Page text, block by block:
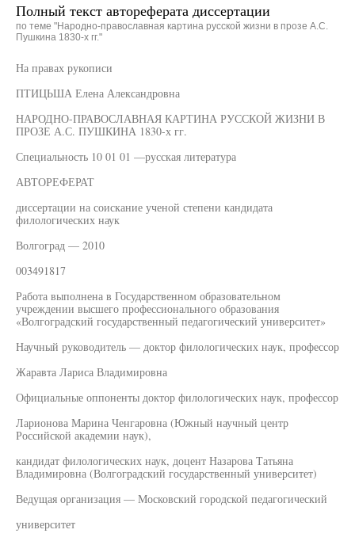
Полный текст автореферата диссертации
по теме "Народно-православная картина русской жизни в прозе А.С.
Пушкина 1830-х гг."
На правах рукописи
ПТИЦЬША Елена Александровна
НАРОДНО-ПРАВОСЛАВНАЯ КАРТИНА РУССКОЙ ЖИЗНИ В
ПРОЗЕ А.С. ПУШКИНА 1830-х гг.
Специальность 10 01 01 —русская литература
АВТОРЕФЕРАТ
диссертации на соискание ученой степени кандидата
филологических наук
Волгоград — 2010
003491817
Работа выполнена в Государственном образовательном
учреждении высшего профессионального образования
«Волгоградский государственный педагогический университет»
Научный руководитель — доктор филологических наук, профессор
Жаравта Лариса Владимировна
Официальные оппоненты доктор филологических наук, профессор
Ларионова Марина Ченгаровна (Южный научный центр
Российской академии наук),
кандидат филологических наук, доцент Назарова Татьяна
Владимировна (Волгоградский государственный университет)
Ведущая организация — Московский городской педагогический
университет